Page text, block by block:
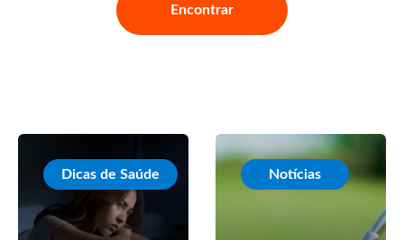
Encontrar
Dicas de Saúde Notícias